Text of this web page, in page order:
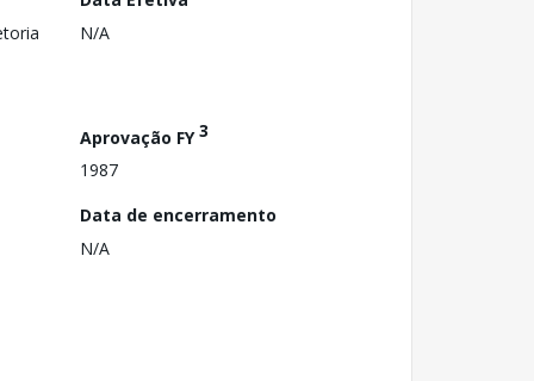
N/A
Aprovação FY3
1987
Data de encerramento
N/A